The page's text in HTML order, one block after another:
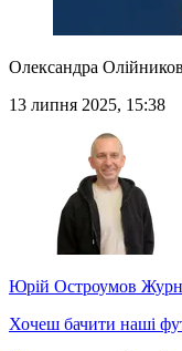
Олександра
13 липня 2025, 15:38
Юрій Остроумов
Хочеш бачити наші